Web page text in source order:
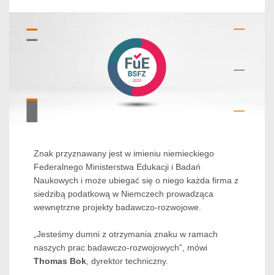
Znak przyznawany jest w imieniu niemieckiego
Federalnego Ministerstwa Edukacji i Badań
Naukowych i może ubiegać się o niego każda firma z
siedzibą podatkową w Niemczech prowadząca
wewnętrzne projekty badawczo-rozwojowe.
„Jesteśmy dumni z otrzymania znaku w ramach
naszych prac badawczo-rozwojowych”, mówi
Thomas Bok , dyrektor techniczny.